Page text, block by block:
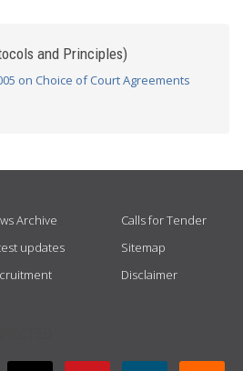
and Principles)
on Choice of Court Agreements
Archive
updates
Calls for Tender
Sitemap
Disclaimer